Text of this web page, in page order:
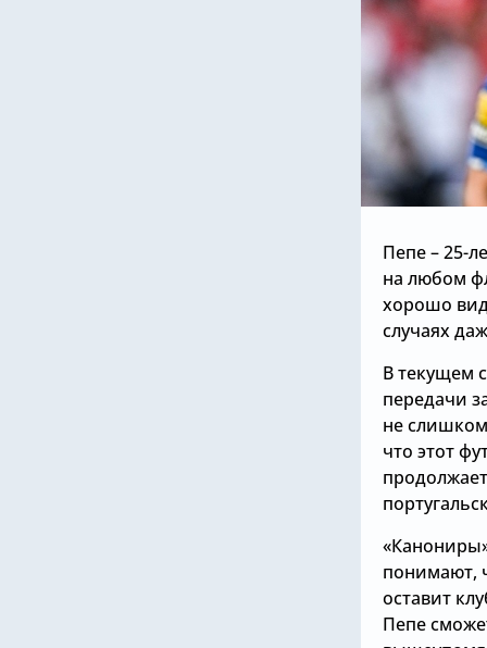
Пепе – 25-
на любом
хорошо
случаях
В текущем
передачи
не
что этот
понимают,
оставит
Пепе